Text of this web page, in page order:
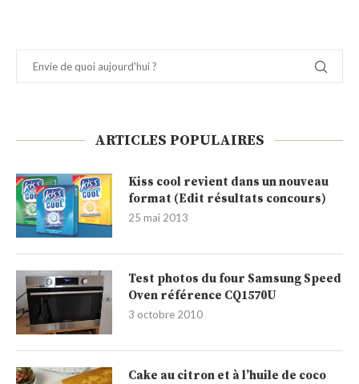
ARTICLES POPULAIRES
Kiss cool revient dans un nouveau
format (Edit résultats concours)
25 mai 2013
Test photos du four Samsung Speed
Oven référence CQ1570U
3 octobre 2010
Cake au citron et à l’huile de coco